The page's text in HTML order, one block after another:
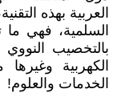
العربية بهذه
السلمية، فهي
بالتخصيب النووي
الكهربية
الخدمات والعلوم!